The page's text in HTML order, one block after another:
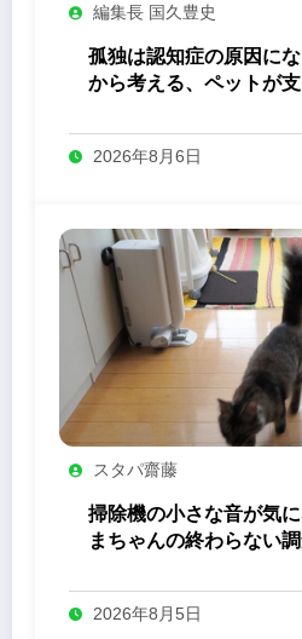
編集長 国久豊史
孤独は認知症の原因に
から考える、ペットが
2026年8月6日
スタパ齋藤
掃除機の小さな音が気
まちゃんの終わらない
2026年8月5日